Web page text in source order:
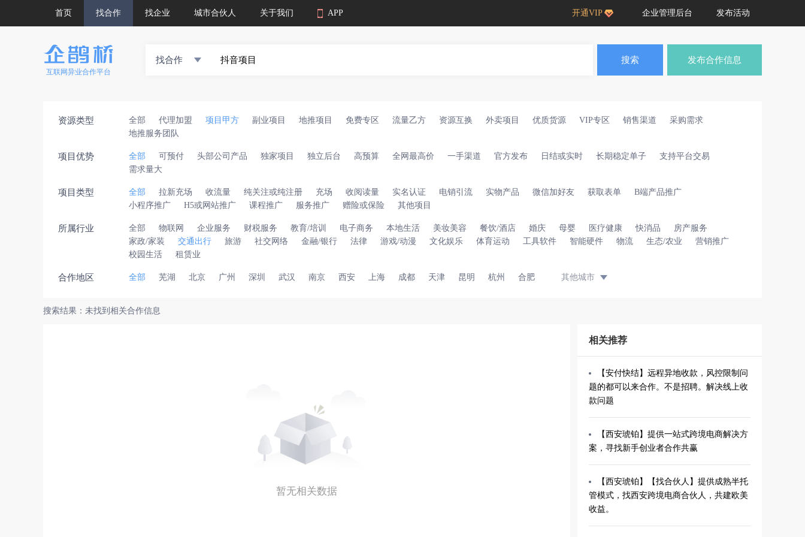
首页 找合作 找企业 城市合伙人 关于我们 APP 开通VIP 企业管理后台 发布活动
互联网异业合作平台
找合作 搜索 发布合作信息
资源类型 全部 代理加盟 项目甲方 副业项目 地推项目 免费专区 流量乙方 资源互换 外卖项目 优质货源 VIP专区 销售渠道
采购需求
地推服务团队
项目优势 全部 可预付 头部公司产品 独家项目 独立后台 高预算 全网最高价 一手渠道 官方发布 日结或实时 长期稳定单子
支持平台交易
需求量大
项目类型 全部 拉新充场 收流量 纯关注或纯注册 充场 收阅读量 实名认证 电销引流 实物产品 微信加好友 获取表单
B端产品推广
小程序推广
H5或网站推广 课程推广 服务推广 赠险或保险 其他项目
所属行业 全部 物联网 企业服务 财税服务 教育/培训 电子商务 本地生活 美妆美容 餐饮/酒店 婚庆 母婴 医疗健康 快消品
房产服务
家政/家装
交通出行 旅游 社交网络 金融/银行 法律 游戏/动漫 文化娱乐 体育运动 工具软件 智能硬件 物流 生态/农业
营销推广
校园生活
租赁业
合作地区 全部 芜湖 北京 广州 深圳 武汉 南京 西安 上海 成都 天津 昆明 杭州 合肥 其他城市
搜索结果：未找到相关合作信息
暂无相关数据
相关推荐
【安付快结】远程异地收款，风控限制问
题的都可以来合作。不是招聘。解决线上收
款问题
【西安琥铂】提供一站式跨境电商解决方
案，寻找新手创业者合作共赢
【西安琥铂】【找合伙人】提供成熟半托
管模式，找西安跨境电商合伙人，共建欧美
收益。